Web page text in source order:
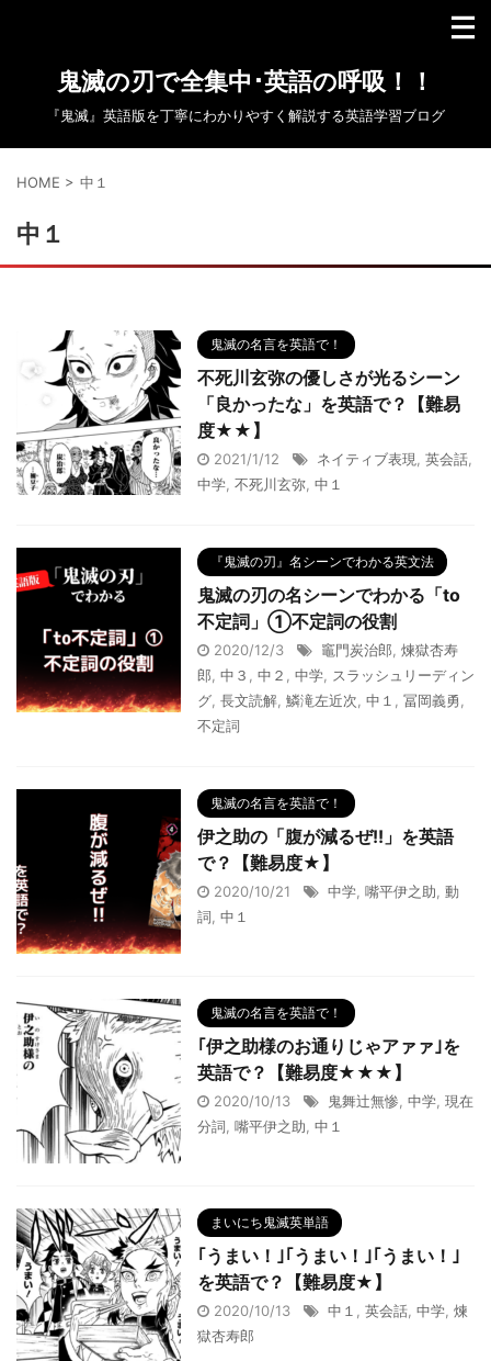
鬼滅の刃で全集中･英語の呼吸！！
『鬼滅』英語版を丁寧にわかりやすく解説する英語学習ブログ
HOME > 中１
中１
鬼滅の名言を英語で！
不死川玄弥の優しさが光るシーン
「良かったな」を英語で？【難易
度★★】
2021/1/12 ネイティブ表現 英会話
中学 不死川玄弥 中１
『鬼滅の刃』名シーンでわかる英文法
鬼滅の刃の名シーンでわかる「to
不定詞」①不定詞の役割
2020/12/3 竈門炭治郎 煉獄杏寿
郎 中３ 中２ 中学
スラッシュリーディン
グ 長文読解 鱗滝左近次 中１ 冨岡義勇
不定詞
鬼滅の名言を英語で！
伊之助の「腹が減るぜ!!」を英語
で？【難易度★】
2020/10/21 中学 嘴平伊之助 動
詞 中１
鬼滅の名言を英語で！
｢伊之助様のお通りじゃアァァ｣を
英語で？【難易度★★★】
2020/10/13 鬼舞辻無惨 中学 現在
分詞 嘴平伊之助 中１
まいにち鬼滅英単語
｢うまい！｣｢うまい！｣｢うまい！｣
を英語で？【難易度★】
2020/10/13 中１ 英会話 中学 煉
獄杏寿郎